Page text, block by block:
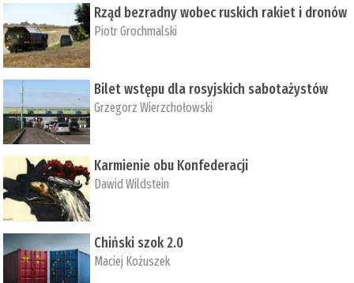
Rząd bezradny wobec ruskich rakiet i dronów
Piotr Grochmalski
Bilet wstępu dla rosyjskich sabotażystów
Grzegorz Wierzchołowski
Karmienie obu Konfederacji
Dawid Wildstein
Chiński szok 2.0
Maciej Kożuszek